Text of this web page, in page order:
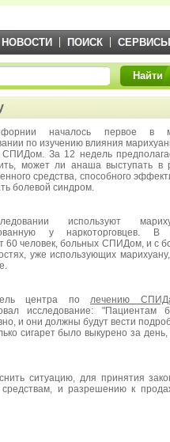
НОВОСТИ ПОИСК СЕРВИСЫ
Найти
началось первое в
по изучению влияния
СПИДом. За 12 недель
может ли анаша выступать в
средства, способного
болевой синдром.
используют
у наркоторговцев. В
60 человек, больных СПИДом, и с
уже использующих
центра по лечению
исследование: "Пациентам
и они должны будут вести
сигарет было выкурено за
ситуацию, для принятия
средствам, и разрешению к